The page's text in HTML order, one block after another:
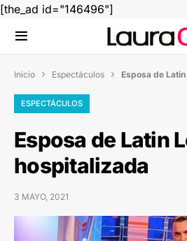
[the_ad id="146496"]
Inicio  Espectáculos  Esposa de
ESPECTÁCULOS
Esposa de Latin
hospitalizada
3 MAYO, 2021